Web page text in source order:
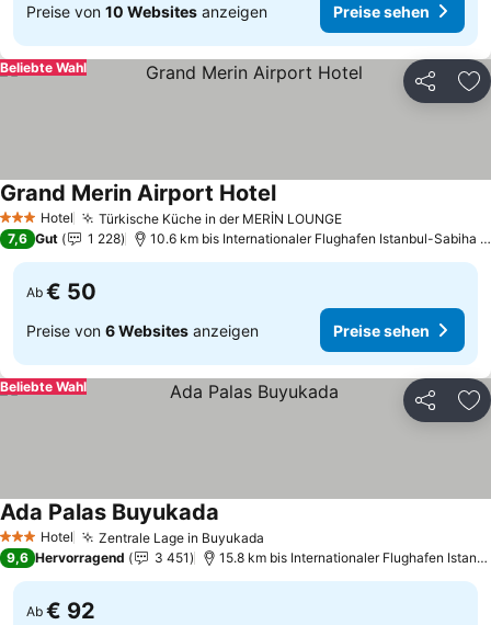
Preise von 10 Websites anzeigen Preise sehen
Teilen
Beliebte Wahl
3 SterneHotel Türkische Küche in der MERİN LOUNGEPreise sehen
Grand Merin Airport HotelPreise sehen
7,6 Gut 1 228 10.6 km bis Internationaler Flughafen Istanbul-Sabiha
Ab € 50
Preise von 6 Websites anzeigen Preise sehen
Teilen
Beliebte Wahl
3 SterneHotel Zentrale Lage in Buyukada
Ada Palas Buyukada
9,6 Hervorragend 3 451 15.8 km bis Internationaler Flughafen
Ab € 92